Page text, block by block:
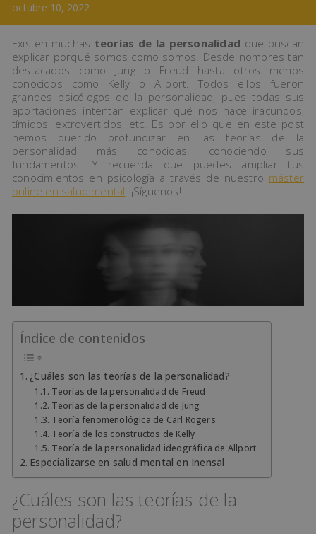
octubre 10, 2022
Existen muchas teorías de la personalidad que buscan
explicar porqué somos como somos. Desde nombres tan
destacados como Jung o Freud hasta otros menos
conocidos como Kelly o Allport. Todos ellos fueron
grandes psicólogos de la personalidad, pues todas sus
aportaciones intentan explicar qué nos hace iracundos,
tímidos, extrovertidos, etc. Es por ello que en este post
hemos querido profundizar en las teorías de la
personalidad más conocidas, conociendo sus
fundamentos. Y recuerda que puedes ampliar tus
conocimientos en psicología a través de nuestro máster
online en salud mental. ¡Síguenos!
Índice de contenidos
¿Cuáles son las teorías de la personalidad?
Teorías de la personalidad de Freud
Teorías de la personalidad de Jung
Teoría fenomenológica de Carl Rogers
Teoría de los constructos de Kelly
Teoría de la personalidad ideográfica de Allport
Especializarse en salud mental en Inensal
¿Cuáles son las teorías de la
personalidad?